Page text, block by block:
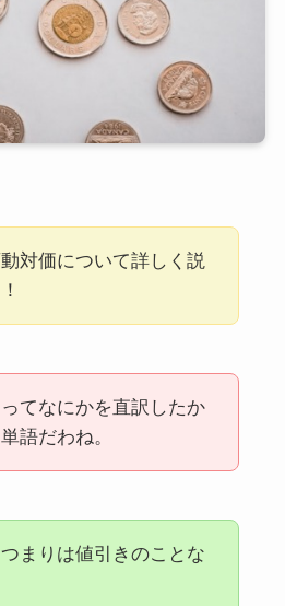
対価について詳しく説
てなにかを直訳したか
語だわね。
まりは値引きのことな